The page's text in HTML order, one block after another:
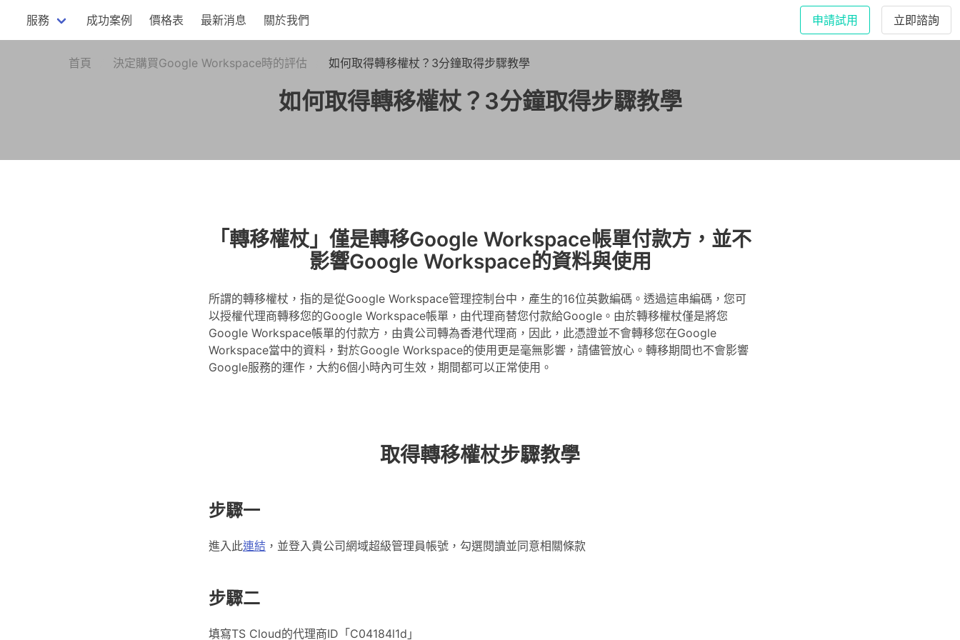
服務 成功案例 價格表 最新消息 關於我們 申請試用 立即諮詢
首頁 決定購買Google Workspace時的評估 如何取得轉移權杖？3分鐘取得步驟教學
如何取得轉移權杖？3分鐘取得步驟教學
「轉移權杖」僅是轉移Google Workspace帳單付款方，並不
影響Google Workspace的資料與使用
所謂的轉移權杖，指的是從Google Workspace管理控制台中，產生的16位英數編碼。透過這串編碼，您可
以授權代理商轉移您的Google Workspace帳單，由代理商替您付款給Google。由於轉移權杖僅是將您
Google Workspace帳單的付款方，由貴公司轉為香港代理商，因此，此憑證並不會轉移您在Google
Workspace當中的資料，對於Google Workspace的使用更是毫無影響，請儘管放心。轉移期間也不會影響
Google服務的運作，大約6個小時內可生效，期間都可以正常使用。
取得轉移權杖步驟教學
步驟一
進入此連結 ，並登入貴公司網域超級管理員帳號，勾選閱讀並同意相關條款
步驟二
填寫TS Cloud的代理商ID「C04184l1d」